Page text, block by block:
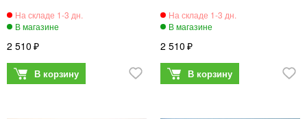
2 510 2 510